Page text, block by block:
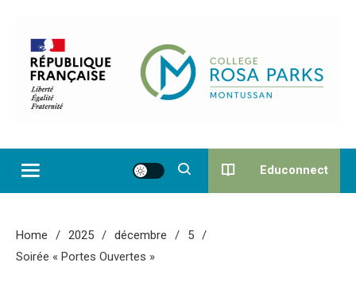
content
Collège Rosa Parks de
Montussan
Educonnect
Home 2025 décembre
5
Soirée « Portes Ouvertes »